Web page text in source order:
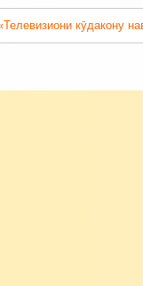
кӯдакону